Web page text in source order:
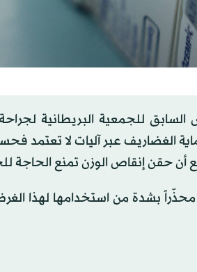
السابق للجمعية البريطانية
الغضاريف عبر آليات لا تعتمد
حقن إنقاص الوزن تمنع الحاجة
محذّراً بشدة من استخدامها لهذا